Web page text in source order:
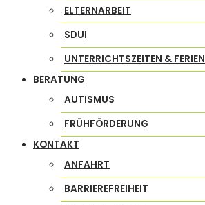
ELTERNARBEIT
SDUI
UNTERRICHTSZEITEN & FERIEN
BERATUNG
AUTISMUS
FRÜHFÖRDERUNG
KONTAKT
ANFAHRT
BARRIEREFREIHEIT